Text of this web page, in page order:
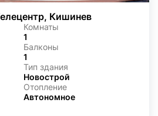
Кишинев
Комнаты
1
Балконы
1
Тип здания
Новострой
Отопление
Автономное